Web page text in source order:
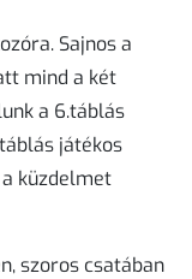
Sajnos a
mind a két
a 6.táblás
játékos
küzdelmet
szoros csatában